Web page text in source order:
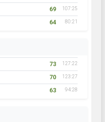
69 107:25
64 80:21
73 127:22
70 123:27
63 94:28